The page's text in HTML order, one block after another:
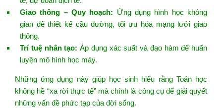
Giao thông – Quy hoạch: Ứng dụng hình học không
gian để thiết kế cầu đường, tối ưu hóa mạng lưới giao
thông.
Trí tuệ nhân tạo: Áp dụng xác suất và đạo hàm để huấn
luyện mô hình học máy.
Những ứng dụng này giúp học sinh hiểu rằng Toán học
không hề “xa rời thực tế” mà chính là công cụ để giải quyết
những vấn đề phức tạp của đời sống.